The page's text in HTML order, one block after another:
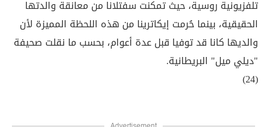
تلفزيونية روسية، حيث تمكنت سفتلانا من معانقة والدتها
الحقيقية، بينما حُرمت إيكاترينا من هذه اللحظة المميزة لأن
والديها كانا قد توفيا قبل عدة أعوام، بحسب ما نقلت صحيفة
"ديلي ميل" البريطانية.
(24)